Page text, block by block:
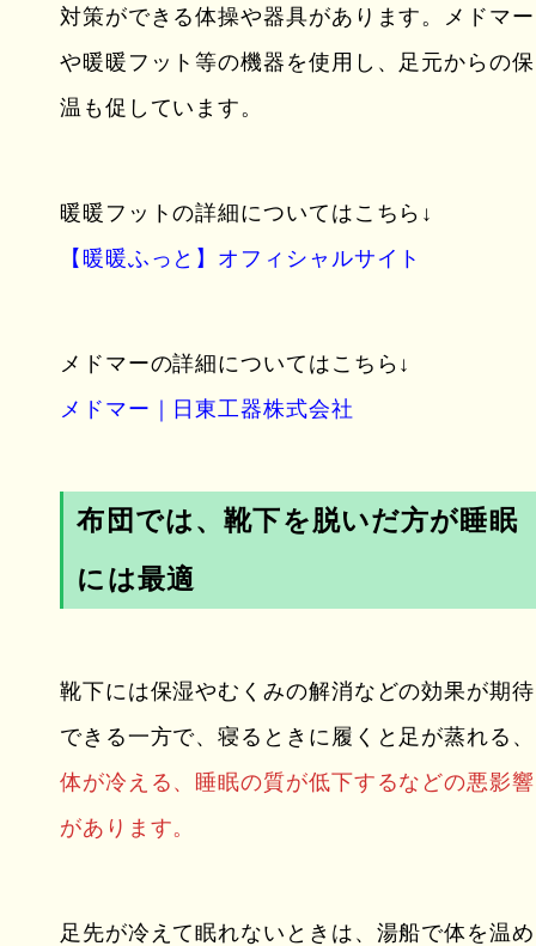
対策ができる体操や器具があります。メドマー
や暖暖フット等の機器を使用し、足元からの保
温も促しています。
暖暖フットの詳細についてはこちら↓
【暖暖ふっと】オフィシャルサイト
メドマーの詳細についてはこちら↓
メドマー｜日東工器株式会社
布団では、靴下を脱いだ方が睡眠
には最適
靴下には保湿やむくみの解消などの効果が期待
できる一方で、寝るときに履くと足が蒸れる、
体が冷える、睡眠の質が低下するなどの悪影響
があります。
足先が冷えて眠れないときは、湯船で体を温め